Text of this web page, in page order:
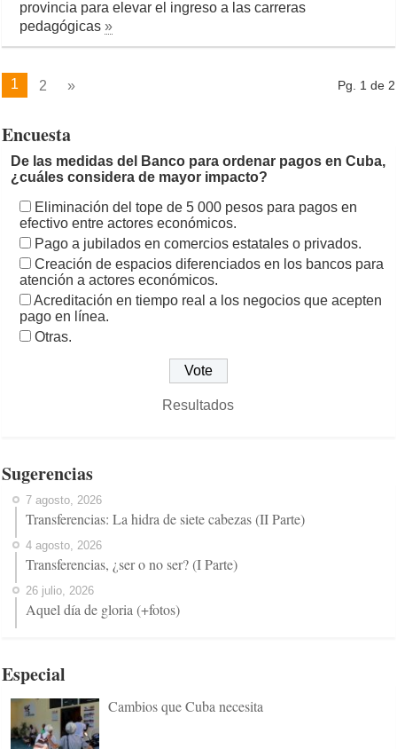
provincia para elevar el ingreso a las carreras
pedagógicas»
Pg. 1 de 2
1 2 »
Encuesta
De las medidas del Banco para ordenar pagos en Cuba,
¿cuáles considera de mayor impacto?
Eliminación del tope de 5 000 pesos para pagos en
efectivo entre actores económicos.
Pago a jubilados en comercios estatales o privados.
Creación de espacios diferenciados en los bancos para
atención a actores económicos.
Acreditación en tiempo real a los negocios que acepten
pago en línea.
Otras.
Resultados
Sugerencias
7 agosto, 2026
Transferencias: La hidra de siete cabezas (II Parte)
4 agosto, 2026
Transferencias, ¿ser o no ser? (I Parte)
26 julio, 2026
Aquel día de gloria (+fotos)
Especial
Cambios que Cuba necesita